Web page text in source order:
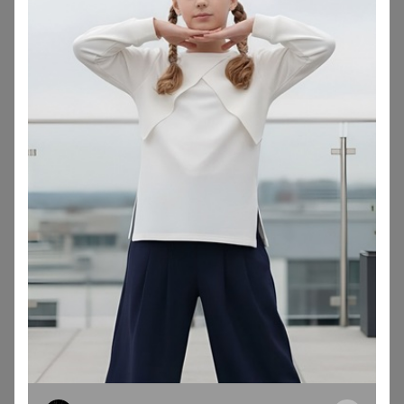
Медали 7
Номинировать на медаль
1
1
Друзья в клубе